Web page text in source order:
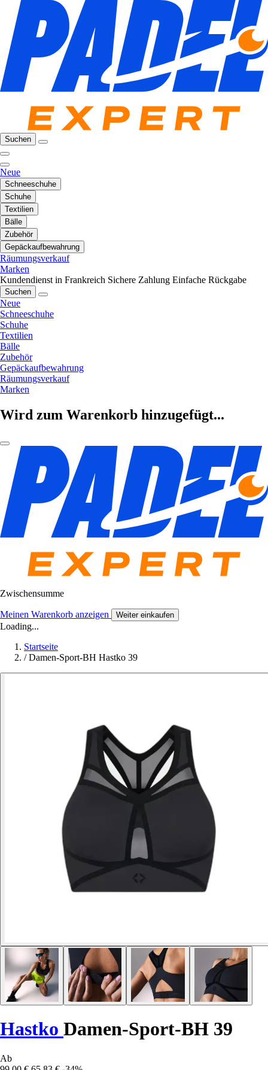
Suchen
Neue
Schneeschuhe
Schuhe
Textilien
Bälle
Zubehör
Gepäckaufbewahrung
Räumungsverkauf
Marken
Kundendienst in Frankreich Sichere Zahlung Einfache Rückgabe
Suchen
Neue
Schneeschuhe
Schuhe
Textilien
Bälle
Zubehör
Gepäckaufbewahrung
Räumungsverkauf
Marken
Wird zum Warenkorb hinzugefügt...
Zwischensumme
Meinen Warenkorb anzeigen Weiter einkaufen
Loading...
Startseite
/ Damen-Sport-BH Hastko 39
Hastko Damen-Sport-BH 39
Ab